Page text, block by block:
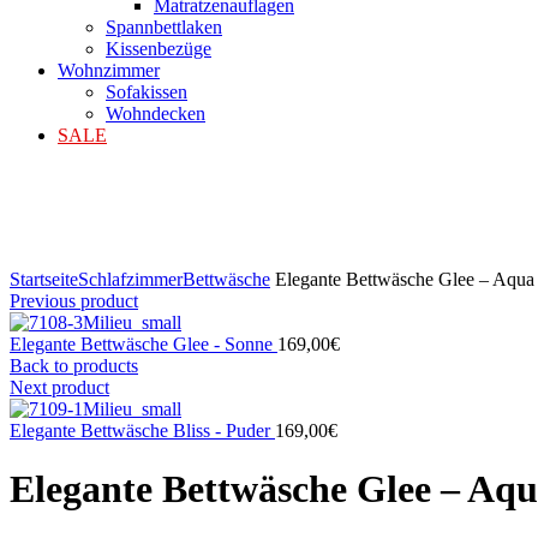
Matratzenauflagen
Spannbettlaken
Kissenbezüge
Wohnzimmer
Sofakissen
Wohndecken
SALE
StartseiteSchlafzimmerBettwäsche Elegante Bettwäsche Glee – Aqua
Previous product
Elegante Bettwäsche Glee - Sonne 169,00€
Back to products
Next product
Elegante Bettwäsche Bliss - Puder 169,00€
Elegante Bettwäsche Glee –